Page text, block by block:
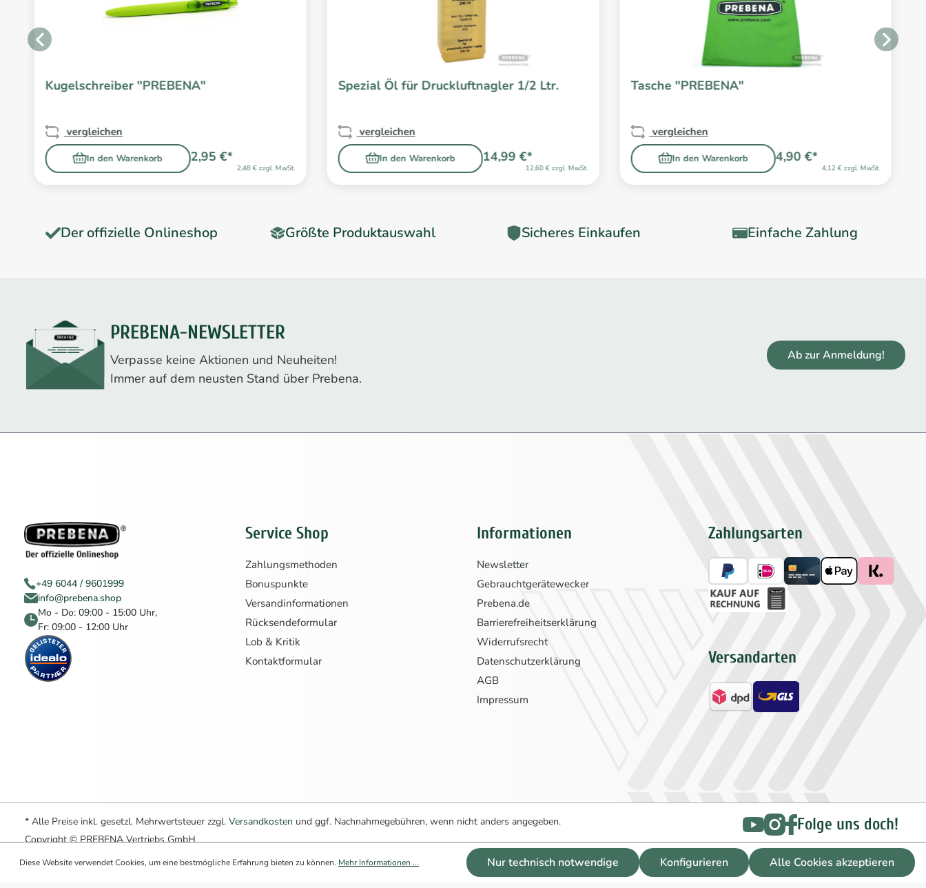
Kugelschreiber "PREBENA"
In den Warenkorb
vergleichen
2,48 € zzgl. MwSt.
2,95 €*
Spezial Öl für Druckluftnagler 1/2 Ltr.
In den Warenkorb
vergleichen
12,60 € zzgl. MwSt.
14,99 €*
Tasche "PREBENA"
In den Warenkorb
vergleichen
4,12 € zzgl. MwSt.
4,90 €*
Der offizielle Onlineshop Größte Produktauswahl Sicheres Einkaufen Einfache Zahlung
PREBENA-NEWSLETTER
Verpasse keine Aktionen und Neuheiten!
Immer auf dem neusten Stand über Prebena.
Ab zur Anmeldung!
+49 6044 / 9601999
info@prebena.shop
Mo - Do: 09:00 - 15:00 Uhr,
Fr: 09:00 - 12:00 Uhr
Service Shop
Zahlungsmethoden
Bonuspunkte
Versandinformationen
Rücksendeformular
Lob & Kritik
Kontaktformular
Informationen
Newsletter
Gebrauchtgerätewecker
Prebena.de
Barrierefreiheitserklärung
Widerrufsrecht
Datenschutzerklärung
AGB
Impressum
Zahlungsarten
Versandarten
* Alle Preise inkl. gesetzl. Mehrwertsteuer zzgl. Versandkosten und ggf. Nachnahmegebühren, wenn nicht anders angegeben.
Copyright © PREBENA Vertriebs GmbH
Folge uns doch!
Diese Website verwendet Cookies, um eine bestmögliche Erfahrung bieten zu können. Mehr Informationen ... Nur technisch notwendige Konfigurieren Alle Cookies akzeptieren